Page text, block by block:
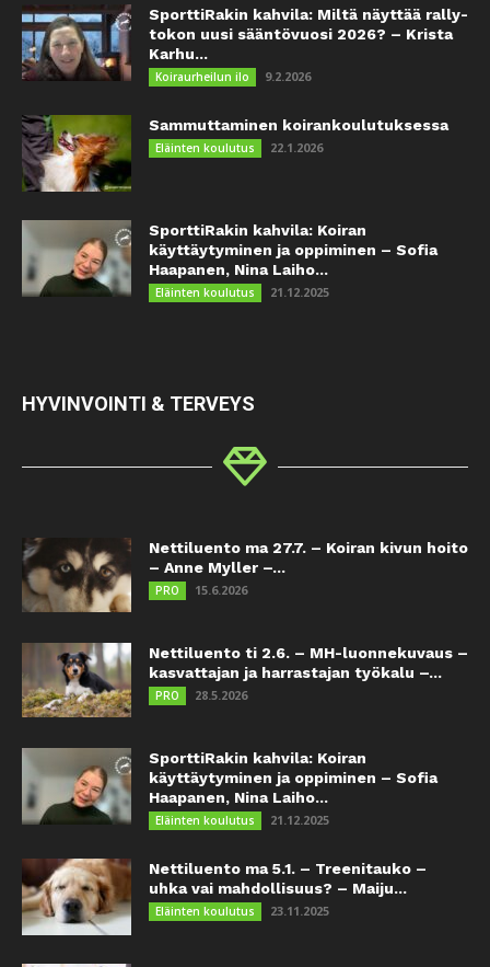
SporttiRakin kahvila: Miltä näyttää rally-
tokon uusi sääntövuosi 2026? – Krista
Karhu...
Koiraurheilun ilo 9.2.2026
Sammuttaminen koirankoulutuksessa
Eläinten koulutus 22.1.2026
SporttiRakin kahvila: Koiran
käyttäytyminen ja oppiminen – Sofia
Haapanen, Nina Laiho...
Eläinten koulutus 21.12.2025
HYVINVOINTI & TERVEYS
Nettiluento ma 27.7. – Koiran kivun hoito
– Anne Myller –...
PRO 15.6.2026
Nettiluento ti 2.6. – MH-luonnekuvaus –
kasvattajan ja harrastajan työkalu –...
PRO 28.5.2026
SporttiRakin kahvila: Koiran
käyttäytyminen ja oppiminen – Sofia
Haapanen, Nina Laiho...
Eläinten koulutus 21.12.2025
Nettiluento ma 5.1. – Treenitauko –
uhka vai mahdollisuus? – Maiju...
Eläinten koulutus 23.11.2025